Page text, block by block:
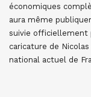
économiques
aura même
suivie officiellement
caricature de
national actuel de